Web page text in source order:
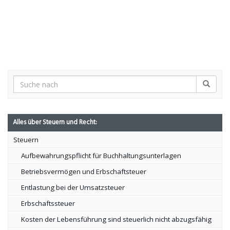
Alles über Steuern und Recht:
Steuern
Aufbewahrungspflicht für Buchhaltungsunterlagen
Betriebsvermögen und Erbschaftsteuer
Entlastung bei der Umsatzsteuer
Erbschaftssteuer
Kosten der Lebensführung sind steuerlich nicht abzugsfähig